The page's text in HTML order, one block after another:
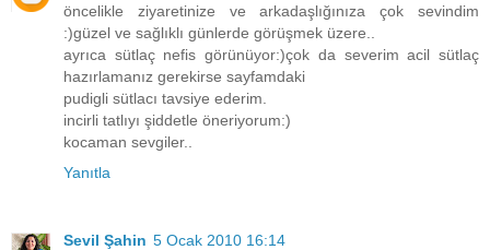
öncelikle ziyaretinize ve arkadaşlığınıza çok sevindim
:)güzel ve sağlıklı günlerde görüşmek üzere..
ayrıca sütlaç nefis görünüyor:)çok da severim acil sütlaç
hazırlamanız gerekirse sayfamdaki
pudigli sütlacı tavsiye ederim.
incirli tatlıyı şiddetle öneriyorum:)
kocaman sevgiler..
Yanıtla
Sevil Şahin 5 Ocak 2010 16:14